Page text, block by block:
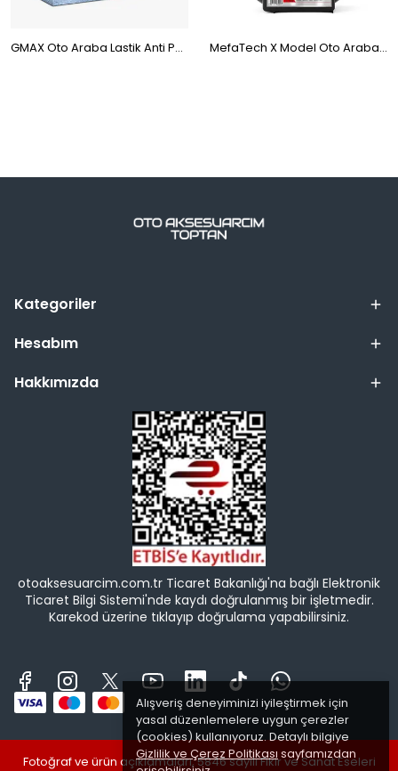
Alışveriş deneyiminizi iyileştirmek için
yasal düzenlemelere uygun çerezler
(cookies) kullanıyoruz. Detaylı bilgiye
Gizlilik ve Çerez Politikası sayfamızdan
GMAX Oto Araba Lastik Anti Patinaj Kar Çorabı Kırmızı S Grup 2 MefaTech X Model Oto Araba Anti Patinaj Takmatik Kar Zinciri 12mm No:11
Kategoriler
Hesabım
Hakkımızda
otoaksesuarcim.com.tr Ticaret Bakanlığı'na bağlı Elektronik
Ticaret Bilgi Sistemi'nde kaydı doğrulanmış bir işletmedir.
Karekod üzerine tıklayıp doğrulama yapabilirsiniz.
Fotoğraf ve ürün açıklamaları, 5846 sayılı Fikir ve Sanat Eseleri